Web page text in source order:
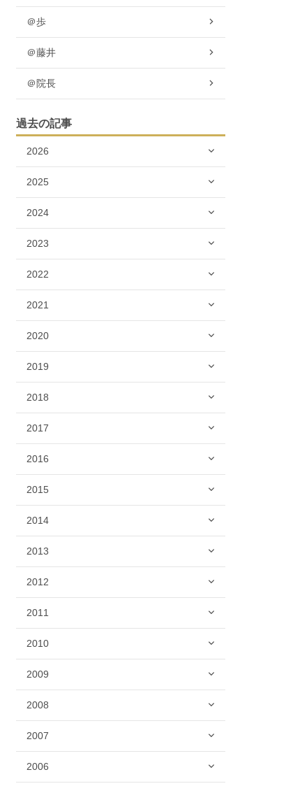
＠歩
＠藤井
＠院長
過去の記事
2026
2025
2024
2023
2022
2021
2020
2019
2018
2017
2016
2015
2014
2013
2012
2011
2010
2009
2008
2007
2006